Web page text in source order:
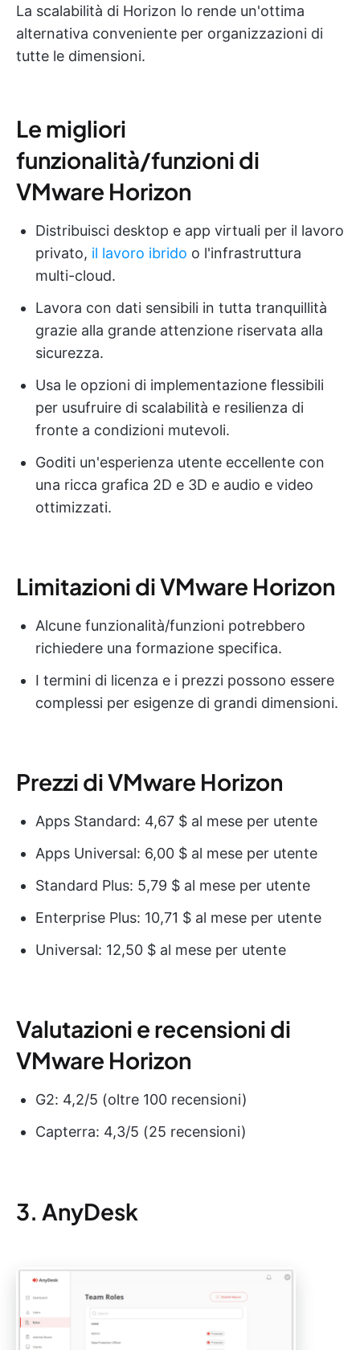
La scalabilità di Horizon lo rende un'ottima
alternativa conveniente per organizzazioni di
tutte le dimensioni.
Le migliori
funzionalità/funzioni di
VMware Horizon
Distribuisci desktop e app virtuali per il lavoro
privato, il lavoro ibrido o l'infrastruttura
multi-cloud.
Lavora con dati sensibili in tutta tranquillità
grazie alla grande attenzione riservata alla
sicurezza.
Usa le opzioni di implementazione flessibili
per usufruire di scalabilità e resilienza di
fronte a condizioni mutevoli.
Goditi un'esperienza utente eccellente con
una ricca grafica 2D e 3D e audio e video
ottimizzati.
Limitazioni di VMware Horizon
Alcune funzionalità/funzioni potrebbero
richiedere una formazione specifica.
I termini di licenza e i prezzi possono essere
complessi per esigenze di grandi dimensioni.
Prezzi di VMware Horizon
Apps Standard: 4,67 $ al mese per utente
Apps Universal: 6,00 $ al mese per utente
Standard Plus: 5,79 $ al mese per utente
Enterprise Plus: 10,71 $ al mese per utente
Universal: 12,50 $ al mese per utente
Valutazioni e recensioni di
VMware Horizon
G2: 4,2/5 (oltre 100 recensioni)
Capterra: 4,3/5 (25 recensioni)
3. AnyDesk